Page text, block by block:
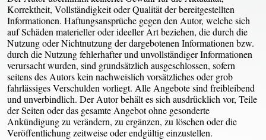
Korrektheit, Vollständigkeit oder Qualität der bereitgestellten
Informationen. Haftungsansprüche gegen den Autor, welche sich
auf Schäden materieller oder ideeller Art beziehen, die durch die
Nutzung oder Nichtnutzung der dargebotenen Informationen bzw.
durch die Nutzung fehlerhafter und unvollständiger Informationen
verursacht wurden, sind grundsätzlich ausgeschlossen, sofern
seitens des Autors kein nachweislich vorsätzliches oder grob
fahrlässiges Verschulden vorliegt. Alle Angebote sind freibleibend
und unverbindlich. Der Autor behält es sich ausdrücklich vor, Teile
der Seiten oder das gesamte Angebot ohne gesonderte
Ankündigung zu verändern, zu ergänzen, zu löschen oder die
Veröffentlichung zeitweise oder endgültig einzustellen.